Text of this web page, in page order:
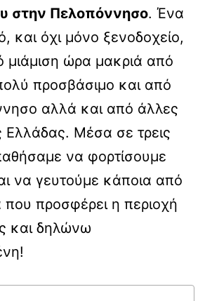
στην Πελοπόννησο. Ένα
και όχι μόνο ξενοδοχείο,
μιάμιση ώρα μακριά από
προσβάσιμο και από
αλλά και από άλλες
Ελλάδας. Μέσα σε τρεις
να φορτίσουμε
να γευτούμε κάποια από
προσφέρει η περιοχή
και δηλώνω